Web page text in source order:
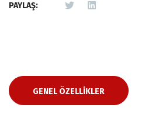
PAYLAŞ:
GENEL ÖZELLIKLER